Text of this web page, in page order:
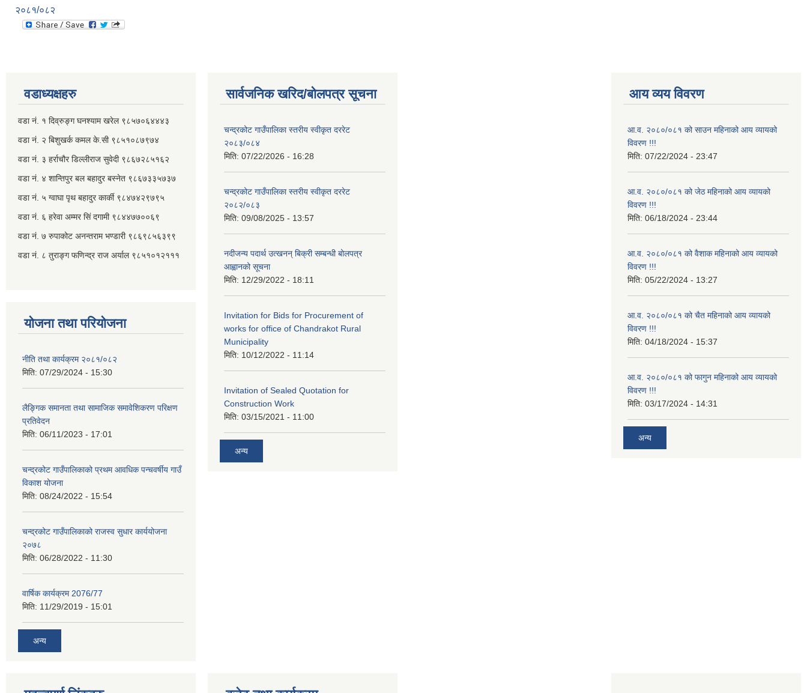
२०८१/०८२
वडाध्यक्षहरु
वडा नं. १ दिव्रुङ्ग घनश्याम खरेल ९८५७०६४४४३
वडा नं. २ ‌‍बिशुखर्क कमल के.सी ९८५१०८७९७४
वडा नं. ३ हर्राचौर डिल्लीराज सुवेदी ९८६७२८५१६२
वडा नं. ४ शान्तिपुर बल बहादुर बस्नेत​ ९८६७३३५७३७
वडा नं. ५ ग्वाघा पृथ बहादुर कार्की ९८४७४२९७९५
वडा नं. ६ हरेवा अम्मर सिं दगामी​ ९८४४७७००६९
वडा नं. ७ ‌‍रुपाकोट अनन्तराम भण्डारी ९८६९८५६३९९
वडा नं. ८ तुराङ्ग फणिन्द्र राज अर्याल ९८५१०१२१११
योजना तथा परियोजना
नीति तथा कार्यक्रम २०८१/०८२
मिति: 07/29/2024 - 15:30
लैङ्गिक समानता तथा सामाजिक समावेशिकरण परिक्षण
प्रतिवेदन
मिति: 06/11/2023 - 17:01
चन्द्रकोट गाउँपालिकाको प्रथम आवधिक पन्चवर्षीय गाउँ
विकाश योजना
मिति: 08/24/2022 - 15:54
चन्द्रकोट गाउँपालिकाको राजस्व सुधार कार्ययोजना
२०७८
मिति: 06/28/2022 - 11:30
वार्षिक कार्यक्रम 2076/77
मिति: 11/29/2019 - 15:01
अन्य
सार्वजनिक खरिद/बोलपत्र सूचना
चन्द्रकोट गाउँपालिका स्तरीय स्वीकृत दररेट
२०८३/०८४
मिति: 07/22/2026 - 16:28
चन्द्रकोट गाउँपालिका स्तरीय स्वीकृत दररेट
२०८२/०८३
मिति: 09/08/2025 - 13:57
नदीजन्य पदार्थ उत्खनन् बिक्री सम्बन्धी बोलपत्र
आह्वानको सूचना
मिति: 12/29/2022 - 18:11
Invitation for Bids for Procurement of
works for office of Chandrakot Rural
Municipality
मिति: 10/12/2022 - 11:14
Invitation of Sealed Quotation for
Construction Work
मिति: 03/15/2021 - 11:00
अन्य
आय व्यय विवरण
आ.व. २०८०/०८१ को साउन महिनाको आय व्यायको
विवरण !!!
मिति: 07/22/2024 - 23:47
आ.व. २०८०/०८१ को जेठ महिनाको आय व्यायको
विवरण !!!
मिति: 06/18/2024 - 23:44
आ.व. २०८०/०८१ को वैशाक महिनाको आय व्यायको
विवरण !!!
मिति: 05/22/2024 - 13:27
आ.व. २०८०/०८१ को चैत महिनाको आय व्यायको
विवरण !!!
मिति: 04/18/2024 - 15:37
आ.व. २०८०/०८१ को फागुन महिनाको आय व्यायको
विवरण !!!
मिति: 03/17/2024 - 14:31
अन्य